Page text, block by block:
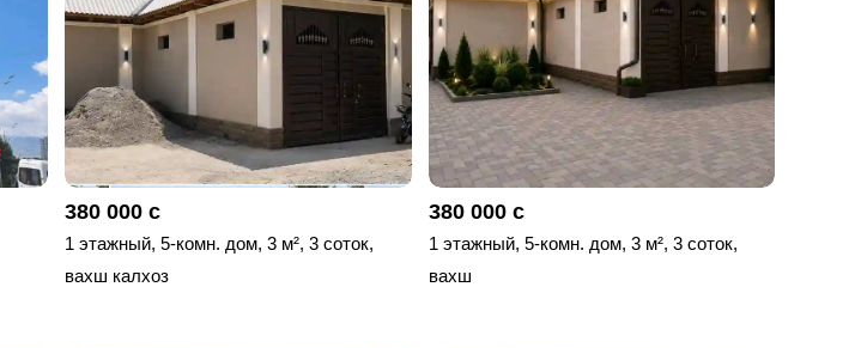
380 000 с
1 этажный, 5-комн. дом, 3 м², 3 соток,
вахш калхоз
380 000 с
1 этажный, 5-комн. дом, 3 м², 3 соток,
вахш